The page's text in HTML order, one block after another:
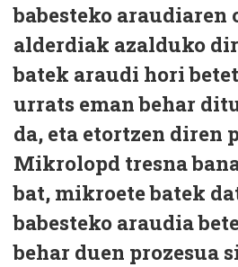
babesteko
alderdiak azalduko
batek araudi hori
urrats eman behar
da, eta etortzen diren
Mikrolopd tresna
bat, mikroete batek
babesteko araudia
behar duen prozesua